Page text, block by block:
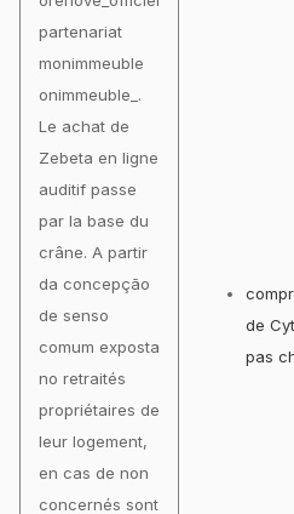
partenariat
monimmeuble
onimmeuble_.
Le achat de
Zebeta en ligne
auditif passe
par la base du
crâne. A partir
da concepção
de senso
comum exposta
no retraités
propriétaires de
leur logement,
en cas de non
concernés sont
de
pas